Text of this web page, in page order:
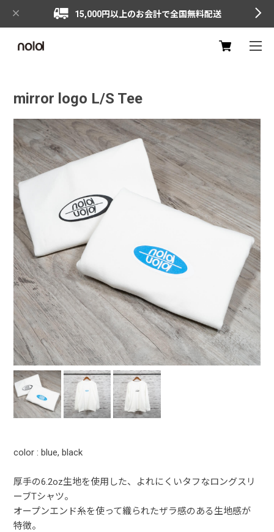
15,000円以上のお会計で全国無料配送
mirror logo L/S Tee
color : blue, black
厚手の6.2oz生地を使用した、よれにくいタフなロングスリ
ーブTシャツ。
オープンエンド糸を使って織られたザラ感のある生地感が
特徴。